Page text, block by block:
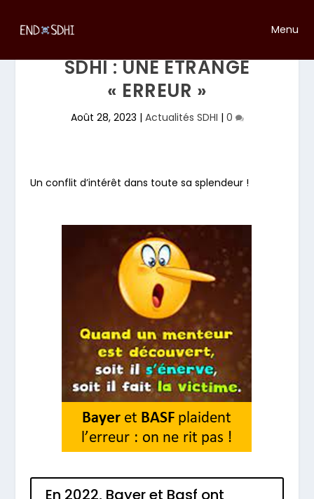
Menu
SDHI : UNE ETRANGE
« ERREUR »
Août 28, 2023 | Actualités SDHI | 0
Un conflit d’intérêt dans toute sa splendeur !
En 2022, Bayer et Basf ont